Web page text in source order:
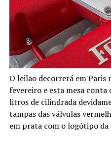
O leilão decorrerá em Paris
fevereiro e esta mesa
litros de cilindrada
tampas das válvulas
em prata com o logótipo da